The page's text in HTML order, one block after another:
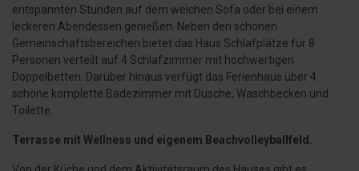
entspannten Stunden auf dem weichen Sofa oder bei einem
leckeren Abendessen genießen. Neben den schönen
Gemeinschaftsbereichen bietet das Haus Schlafplätze für 8
Personen verteilt auf 4 Schlafzimmer mit hochwertigen
Doppelbetten. Darüber hinaus verfügt das Ferienhaus über 4
schöne komplette Badezimmer mit Dusche, Waschbecken und
Toilette.
Terrasse mit Wellness und eigenem Beachvolleyballfeld.